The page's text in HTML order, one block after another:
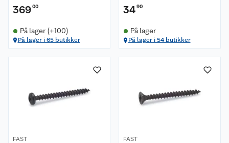
36900
På lager (+100)
På lager i 65 butikker
3490
På lager
På lager i 54 butikker
FAST FAST